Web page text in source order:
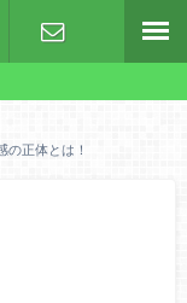
せ
の正体とは！